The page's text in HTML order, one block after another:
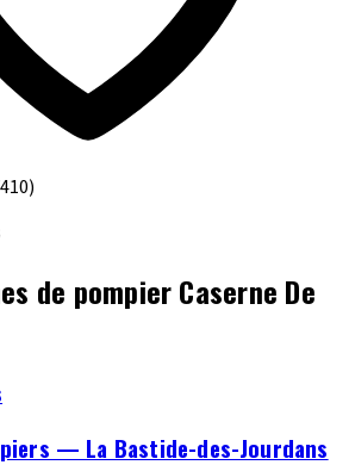
de pompier Caserne De
— La Bastide-des-Jourdans